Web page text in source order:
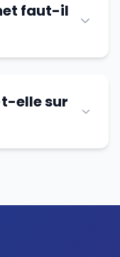
faut-il
elle sur